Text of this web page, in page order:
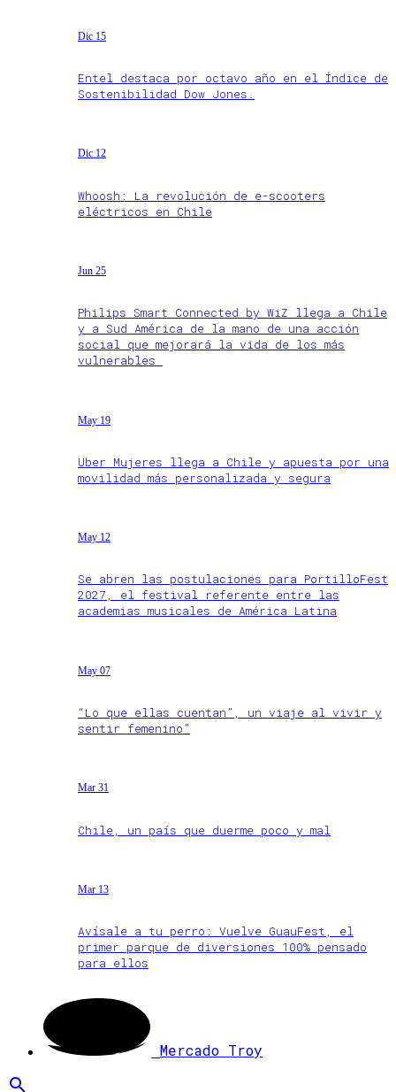
Dic 15
Entel destaca por octavo año en el Índice de
Sostenibilidad Dow Jones.
Dic 12
Whoosh: La revolución de e-scooters
eléctricos en Chile
Jun 25
Philips Smart Connected by WiZ llega a Chile
y a Sud América de la mano de una acción
social que mejorará la vida de los más
vulnerables
May 19
Uber Mujeres llega a Chile y apuesta por una
movilidad más personalizada y segura
May 12
Se abren las postulaciones para PortilloFest
2027, el festival referente entre las
academias musicales de América Latina
May 07
“Lo que ellas cuentan”, un viaje al vivir y
sentir femenino”
Mar 31
Chile, un país que duerme poco y mal
Mar 13
Avísale a tu perro: Vuelve GuauFest, el
primer parque de diversiones 100% pensado
para ellos
Mercado Troy
search